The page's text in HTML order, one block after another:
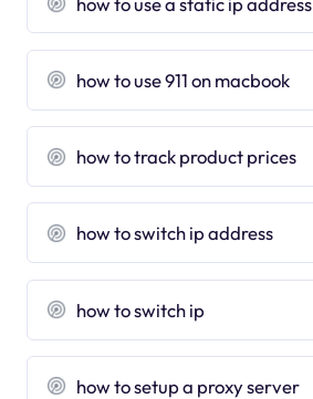
how to use 911 on macbook
how to track product prices
how to switch ip address
how to switch ip
how to setup a proxy server